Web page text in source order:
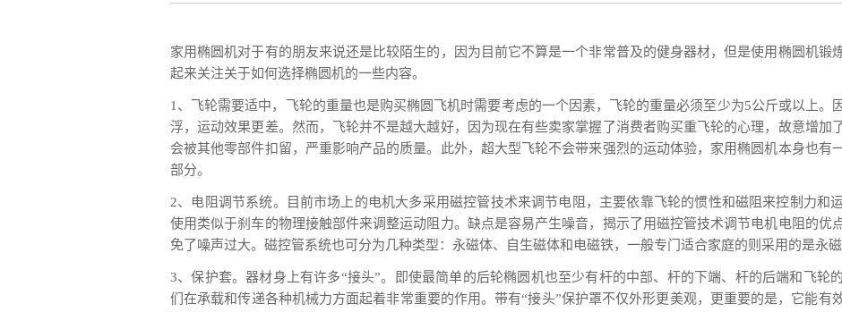
家用椭圆机对于有的朋友来说还是比较陌生的，因为目前它不算是一个非常普及的健身器材，但是使用椭圆机锻
起来关注关于如何选择椭圆机的一些内容。
1、飞轮需要适中，飞轮的重量也是购买椭圆飞机时需要考虑的一个因素，飞轮的重量必须至少为5公斤或以上。
浮，运动效果更差。然而，飞轮并不是越大越好，因为现在有些卖家掌握了消费者购买重飞轮的心理，故意增加
会被其他零部件扣留，严重影响产品的质量。此外，超大型飞轮不会带来强烈的运动体验，家用椭圆机本身也有
部分。
2、电阻调节系统。目前市场上的电机大多采用磁控管技术来调节电阻，主要依靠飞轮的惯性和磁阻来控制力和
使用类似于刹车的物理接触部件来调整运动阻力。缺点是容易产生噪音，揭示了用磁控管技术调节电机电阻的优
免了噪声过大。磁控管系统也可分为几种类型：永磁体、自生磁体和电磁铁，一般专门适合家庭的则采用的是永磁
3、保护套。器材身上有许多“接头”。即使最简单的后轮椭圆机也至少有杆的中部、杆的下端、杆的后端和飞轮
们在承载和传递各种机械力方面起着非常重要的作用。带有“接头”保护罩不仅外形更美观，更重要的是，它能有